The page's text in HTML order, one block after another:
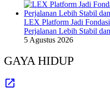
LEX Platform Jadi
Perjalanan Lebih Stabil
5 Agustus 2026
GAYA HIDUP